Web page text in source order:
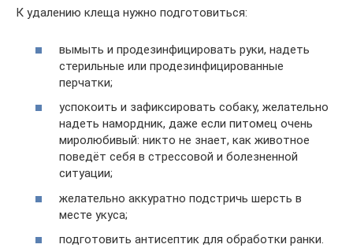
К удалению клеща нужно подготовиться:
вымыть и продезинфицировать руки, надеть
стерильные или продезинфицированные
перчатки;
успокоить и зафиксировать собаку, желательно
надеть намордник, даже если питомец очень
миролюбивый: никто не знает, как животное
поведёт себя в стрессовой и болезненной
ситуации;
желательно аккуратно подстричь шерсть в
месте укуса;
подготовить антисептик для обработки ранки.